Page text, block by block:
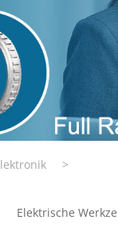
>
Elektrische